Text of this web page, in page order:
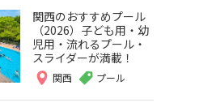
関西のおすすめプール
（2026）子ども用・幼
児用・流れるプール・
スライダーが満載！
関西 プール